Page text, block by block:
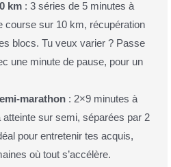
km : 3 séries de 5 minutes à
course sur 10 km, récupération
blocs. Tu veux varier ? Passe
une minute de pause, pour un
marathon : 2×9 minutes à
atteinte sur semi, séparées par 2
pour entretenir tes acquis,
où tout s’accélère.